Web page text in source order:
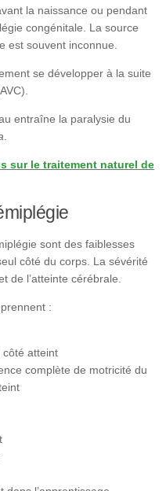
la naissance ou pendant
congénitale. La source
est souvent inconnue.
se développer à la suite
entraîne la paralysie du
sur le traitement naturel de
sont des faiblesses
côté du corps. La sévérité
de l’atteinte cérébrale.
:
côté atteint
complète de motricité du